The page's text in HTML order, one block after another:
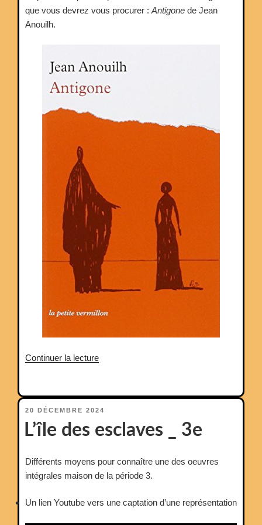
4e »
que vous devrez vous procurer : Antigone de Jean
Anouilh.
Continuer la lecturede
6
_
3e »
PUBLIÉ
LE
20 DÉCEMBRE 2024
L’île des esclaves _ 3e
Différents moyens pour connaître une des oeuvres
intégrales maison de la période 3.
Un lien Youtube vers une captation d’une représentation